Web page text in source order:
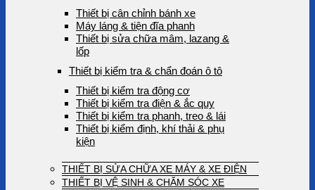
Thiết bị cân chỉnh bánh xe
Máy láng & tiện đĩa phanh
Thiết bị sửa chữa mâm, lazang &
lốp
Thiết bị kiểm tra & chẩn đoán ô tô
Thiết bị kiểm tra động cơ
Thiết bị kiểm tra điện & ắc quy
Thiết bị kiểm tra phanh, treo & lái
Thiết bị kiểm định, khí thải & phụ
kiện
THIẾT BỊ SỬA CHỮA XE MÁY & XE ĐIỆN
THIẾT BỊ VỆ SINH & CHĂM SÓC XE